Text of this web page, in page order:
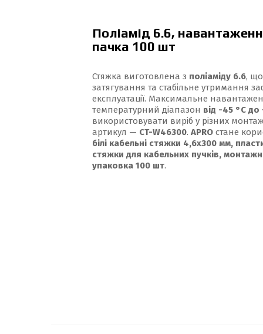
Поліамід 6.6,
пачка 100 шт
Стяжка виготовлена з поліаміду 6.6, що
затягування та стабільне утримання
експлуатації. Максимальне
температурний діапазон від -45 °С до
використовувати виріб у різних
артикул — CT-W46300. APRO стане
білі кабельні стяжки 4,6x300 мм,
стяжки для кабельних пучків,
упаковка 100 шт.